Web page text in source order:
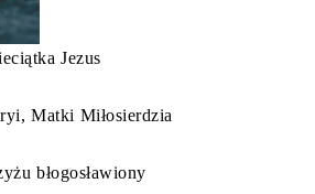
Jezus
Matki Miłosierdzia
błogosławiony